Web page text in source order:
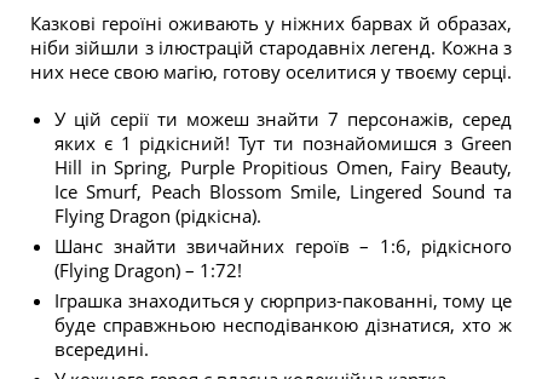
Казкові героїні оживають у ніжних барвах й образах,
ніби зійшли з ілюстрацій стародавніх легенд. Кожна з
них несе свою магію, готову оселитися у твоєму серці.
У цій серії ти можеш знайти 7 персонажів, серед
яких є 1 рідкісний! Тут ти познайомишся з Green
Hill in Spring, Purple Propitious Omen, Fairy Beauty,
Ice Smurf, Peach Blossom Smile, Lingered Sound та
Flying Dragon (рідкісна).
Шанс знайти звичайних героїв – 1:6, рідкісного
(Flying Dragon) – 1:72!
Іграшка знаходиться у сюрприз-пакованні, тому це
буде справжньою несподіванкою дізнатися, хто ж
всередині.